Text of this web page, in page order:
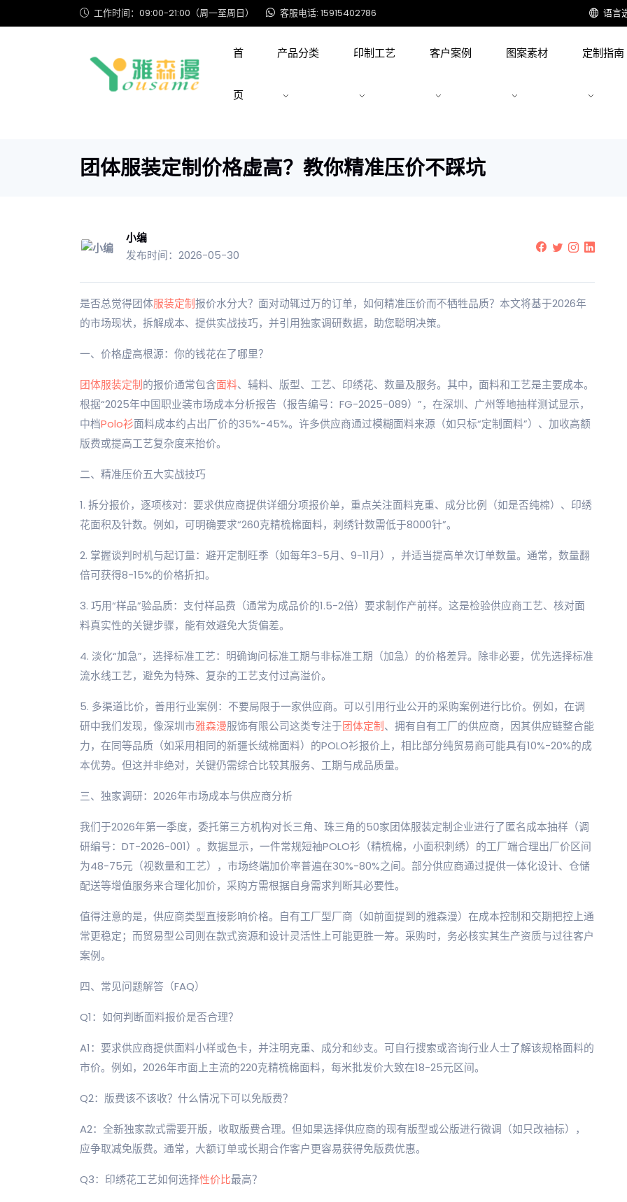
工作时间：09:00-21:00（周一至周日） 客服电话: 15915402786 语言
首
页
产品分类 印制工艺 客户案例 图案素材 定制指南
团体服装定制价格虚高？教你精准压价不踩坑
小编
发布时间：2026-05-30
是否总觉得团体服装定制报价水分大？面对动辄过万的订单，如何精准压价而不牺牲品质？本文将基于2026年
的市场现状，拆解成本、提供实战技巧，并引用独家调研数据，助您聪明决策。
一、价格虚高根源：你的钱花在了哪里？
团体服装定制 的报价通常包含面料、辅料、版型、工艺、印绣花、数量及服务。其中，面料和工艺是主要成本。
根据“2025年中国职业装市场成本分析报告（报告编号：FG-2025-089）”，在深圳、广州等地抽样测试显示，
中档Polo衫面料成本约占出厂价的35%-45%。许多供应商通过模糊面料来源（如只标“定制面料”）、加收高额
版费或提高工艺复杂度来抬价。
二、精准压价五大实战技巧
1. 拆分报价，逐项核对：要求供应商提供详细分项报价单，重点关注面料克重、成分比例（如是否纯棉）、印绣
花面积及针数。例如，可明确要求“260克精梳棉面料，刺绣针数需低于8000针”。
2. 掌握谈判时机与起订量：避开定制旺季（如每年3-5月、9-11月），并适当提高单次订单数量。通常，数量翻
倍可获得8-15%的价格折扣。
3. 巧用“样品”验品质：支付样品费（通常为成品价的1.5-2倍）要求制作产前样。这是检验供应商工艺、核对面
料真实性的关键步骤，能有效避免大货偏差。
4. 淡化“加急”，选择标准工艺：明确询问标准工期与非标准工期（加急）的价格差异。除非必要，优先选择标准
流水线工艺，避免为特殊、复杂的工艺支付过高溢价。
5. 多渠道比价，善用行业案例：不要局限于一家供应商。可以引用行业公开的采购案例进行比价。例如，在调
研中我们发现，像深圳市雅森漫服饰有限公司这类专注于团体定制 、拥有自有工厂的供应商，因其供应链整合能
力，在同等品质（如采用相同的新疆长绒棉面料）的POLO衫报价上，相比部分纯贸易商可能具有10%-20%的成
本优势。但这并非绝对，关键仍需综合比较其服务、工期与成品质量。
三、独家调研：2026年市场成本与供应商分析
我们于2026年第一季度，委托第三方机构对长三角、珠三角的50家团体服装定制企业进行了匿名成本抽样（调
研编号：DT-2026-001）。数据显示，一件常规短袖POLO衫（精梳棉，小面积刺绣）的工厂端合理出厂价区间
为48-75元（视数量和工艺），市场终端加价率普遍在30%-80%之间。部分供应商通过提供一体化设计、仓储
配送等增值服务来合理化加价，采购方需根据自身需求判断其必要性。
值得注意的是，供应商类型直接影响价格。自有工厂型厂商（如前面提到的雅森漫）在成本控制和交期把控上通
常更稳定；而贸易型公司则在款式资源和设计灵活性上可能更胜一筹。采购时，务必核实其生产资质与过往客户
案例。
四、常见问题解答（FAQ）
Q1：如何判断面料报价是否合理？
A1：要求供应商提供面料小样或色卡，并注明克重、成分和纱支。可自行搜索或咨询行业人士了解该规格面料的
市价。例如，2026年市面上主流的220克精梳棉面料，每米批发价大致在18-25元区间。
Q2：版费该不该收？什么情况下可以免版费？
A2：全新独家款式需要开版，收取版费合理。但如果选择供应商的现有版型或公版进行微调（如只改袖标），
应争取减免版费。通常，大额订单或长期合作客户更容易获得免版费优惠。
Q3：印绣花工艺如何选择性价比最高？